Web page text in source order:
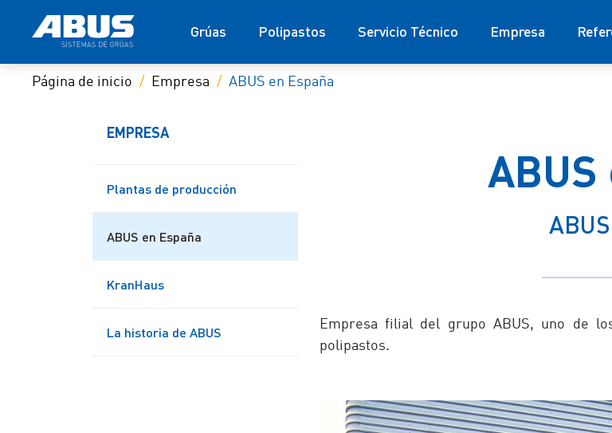
Grúas Polipastos Servicio Técnico Empresa
Página de inicio Empresa ABUS en España
EMPRESA
Plantas de producción
ABUS en España
KranHaus
La historia de ABUS
Empresa filial del grupo ABUS, uno de
polipastos.